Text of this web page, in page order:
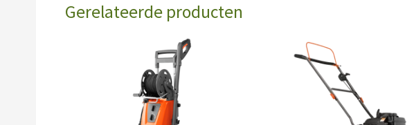
Gerelateerde producten